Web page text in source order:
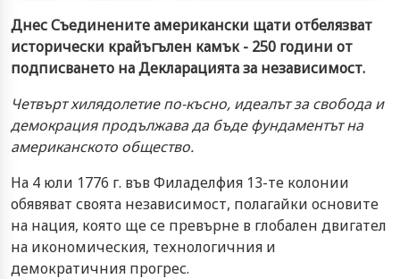
Днес Съединените американски щати отбелязват
исторически крайъгълен камък - 250 години от
подписването на Декларацията за независимост.
Четвърт хилядолетие по-късно, идеалът за свобода и
демокрация продължава да бъде фундаментът на
американското общество.
На 4 юли 1776 г. във Филаделфия 13-те колонии
обявяват своята независимост, полагайки основите
на нация, която ще се превърне в глобален двигател
на икономическия, технологичния и
демократичния прогрес.